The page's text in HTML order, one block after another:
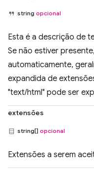
string opcional
Esta é a descrição de
Se não estiver
automaticamente,
expandida de
"text/html" pode ser
extensões
string[] opcional
Extensões a serem